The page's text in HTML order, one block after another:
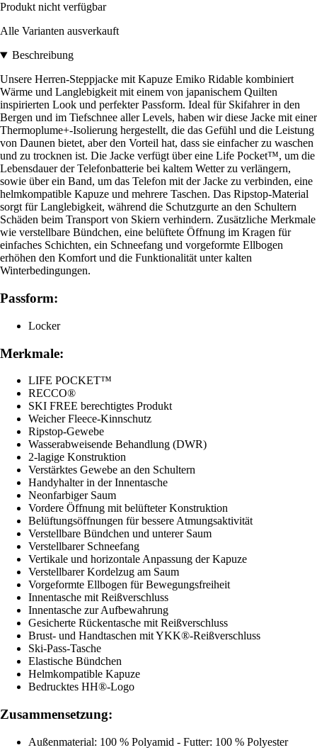
Produkt nicht verfügbar
Alle Varianten ausverkauft
Beschreibung
Unsere Herren-Steppjacke mit Kapuze Emiko Ridable kombiniert
Wärme und Langlebigkeit mit einem von japanischem Quilten
inspirierten Look und perfekter Passform. Ideal für Skifahrer in den
Bergen und im Tiefschnee aller Levels, haben wir diese Jacke mit einer
Thermoplume+-Isolierung hergestellt, die das Gefühl und die Leistung
von Daunen bietet, aber den Vorteil hat, dass sie einfacher zu waschen
und zu trocknen ist. Die Jacke verfügt über eine Life Pocket™, um die
Lebensdauer der Telefonbatterie bei kaltem Wetter zu verlängern,
sowie über ein Band, um das Telefon mit der Jacke zu verbinden, eine
helmkompatible Kapuze und mehrere Taschen. Das Ripstop-Material
sorgt für Langlebigkeit, während die Schutzgurte an den Schultern
Schäden beim Transport von Skiern verhindern. Zusätzliche Merkmale
wie verstellbare Bündchen, eine belüftete Öffnung im Kragen für
einfaches Schichten, ein Schneefang und vorgeformte Ellbogen
erhöhen den Komfort und die Funktionalität unter kalten
Winterbedingungen.
Passform:
Locker
Merkmale:
LIFE POCKET™
RECCO®
SKI FREE berechtigtes Produkt
Weicher Fleece-Kinnschutz
Ripstop-Gewebe
Wasserabweisende Behandlung (DWR)
2-lagige Konstruktion
Verstärktes Gewebe an den Schultern
Handyhalter in der Innentasche
Neonfarbiger Saum
Vordere Öffnung mit belüfteter Konstruktion
Belüftungsöffnungen für bessere Atmungsaktivität
Verstellbare Bündchen und unterer Saum
Verstellbarer Schneefang
Vertikale und horizontale Anpassung der Kapuze
Verstellbarer Kordelzug am Saum
Vorgeformte Ellbogen für Bewegungsfreiheit
Innentasche mit Reißverschluss
Innentasche zur Aufbewahrung
Gesicherte Rückentasche mit Reißverschluss
Brust- und Handtaschen mit YKK®-Reißverschluss
Ski-Pass-Tasche
Elastische Bündchen
Helmkompatible Kapuze
Bedrucktes HH®-Logo
Zusammensetzung:
Außenmaterial: 100 % Polyamid - Futter: 100 % Polyester